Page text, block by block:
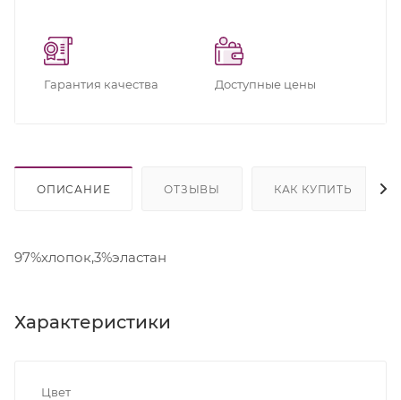
Гарантия качества Доступные цены
ОПИСАНИЕ ОТЗЫВЫ КАК КУПИТЬ
97%хлопок,3%эластан
Характеристики
Цвет